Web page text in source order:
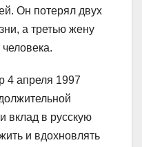
Он потерял двух
а третью жену
4 апреля 1997
вклад в русскую
и вдохновлять